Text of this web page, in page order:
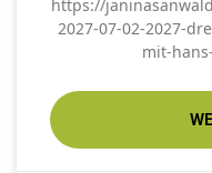
https://
2027-07-02-2027-
mit-